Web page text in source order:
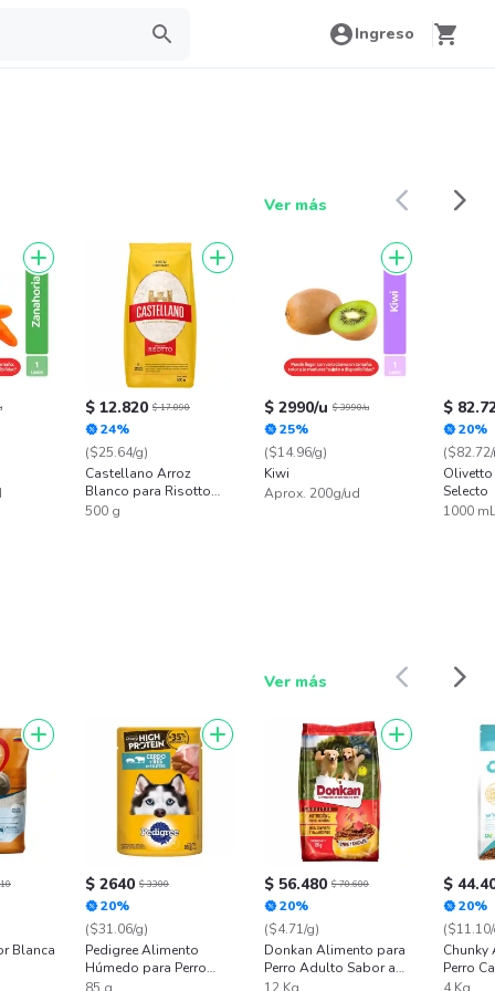
Ingreso
Ver más
$ 12.820 $ 17.090
24%
($25.64/g)
Castellano Arroz
Blanco para Risotto
Premium
500 g
$ 2990/u $ 3990/u
25%
($14.96/g)
Kiwi
Aprox. 200g/ud
$
20%
Olivetto
Selecto
1000 mL
Ver más
Blanca
$ 2640 $ 3300
20%
($31.06/g)
Pedigree Alimento
Húmedo para Perro
Adulto High Protein
$ 56.480 $ 70.600
20%
($4.71/g)
Donkan Alimento para
Perro Adulto Sabor a
Carne y Cereales
$
20%
Perro
Pollo